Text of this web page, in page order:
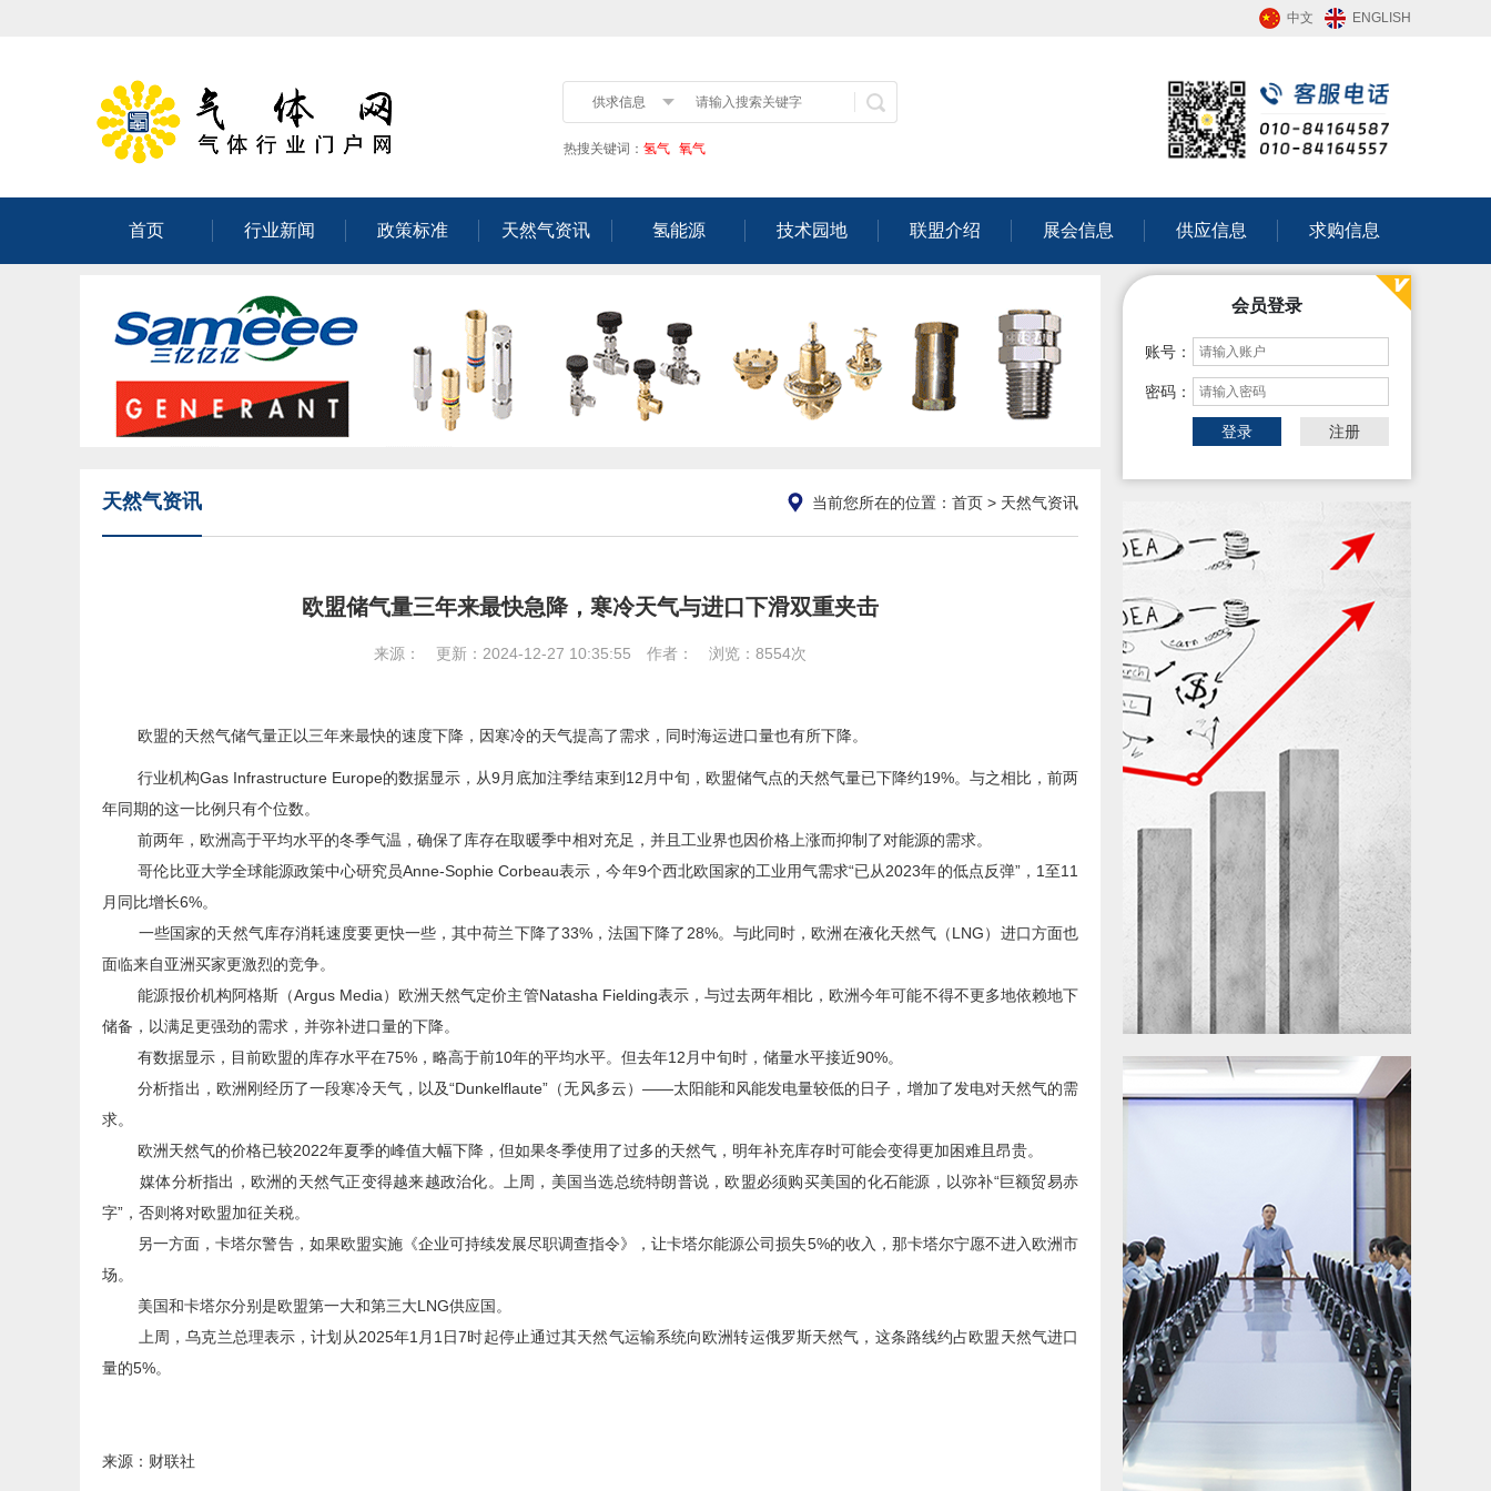
中文 ENGLISH
供求信息
热搜关键词： 氢气 氧气
首页 行业新闻 政策标准 天然气资讯 氢能源 技术园地 联盟介绍 展会信息 供应信息 求购信息
会员登录
账号：
密码：
登录 注册
天然气资讯 当前您所在的位置： 首页 > 天然气资讯
欧盟储气量三年来最快急降，寒冷天气与进口下滑双重夹击
来源： 更新：2024-12-27 10:35:55 作者： 浏览：8554次
欧盟的天然气储气量正以三年来最快的速度下降，因寒冷的天气提高了需求，同时海运进口量也有所下降。
行业机构Gas Infrastructure Europe的数据显示，从9月底加注季结束到12月中旬，欧盟储气点的天然气量已下降约19%。与之相比，前两
年同期的这一比例只有个位数。
前两年，欧洲高于平均水平的冬季气温，确保了库存在取暖季中相对充足，并且工业界也因价格上涨而抑制了对能源的需求。
哥伦比亚大学全球能源政策中心研究员Anne-Sophie Corbeau表示，今年9个西北欧国家的工业用气需求“已从2023年的低点反弹”，1至11
月同比增长6%。
一些国家的天然气库存消耗速度要更快一些，其中荷兰下降了33%，法国下降了28%。与此同时，欧洲在液化天然气（LNG）进口方面也
面临来自亚洲买家更激烈的竞争。
能源报价机构阿格斯（Argus Media）欧洲天然气定价主管Natasha Fielding表示，与过去两年相比，欧洲今年可能不得不更多地依赖地下
储备，以满足更强劲的需求，并弥补进口量的下降。
有数据显示，目前欧盟的库存水平在75%，略高于前10年的平均水平。但去年12月中旬时，储量水平接近90%。
分析指出，欧洲刚经历了一段寒冷天气，以及“Dunkelflaute”（无风多云）——太阳能和风能发电量较低的日子，增加了发电对天然气的需
求。
欧洲天然气的价格已较2022年夏季的峰值大幅下降，但如果冬季使用了过多的天然气，明年补充库存时可能会变得更加困难且昂贵。
媒体分析指出，欧洲的天然气正变得越来越政治化。上周，美国当选总统特朗普说，欧盟必须购买美国的化石能源，以弥补“巨额贸易赤
字”，否则将对欧盟加征关税。
另一方面，卡塔尔警告，如果欧盟实施《企业可持续发展尽职调查指令》，让卡塔尔能源公司损失5%的收入，那卡塔尔宁愿不进入欧洲市
场。
美国和卡塔尔分别是欧盟第一大和第三大LNG供应国。
上周，乌克兰总理表示，计划从2025年1月1日7时起停止通过其天然气运输系统向欧洲转运俄罗斯天然气，这条路线约占欧盟天然气进口
量的5%。
来源：财联社